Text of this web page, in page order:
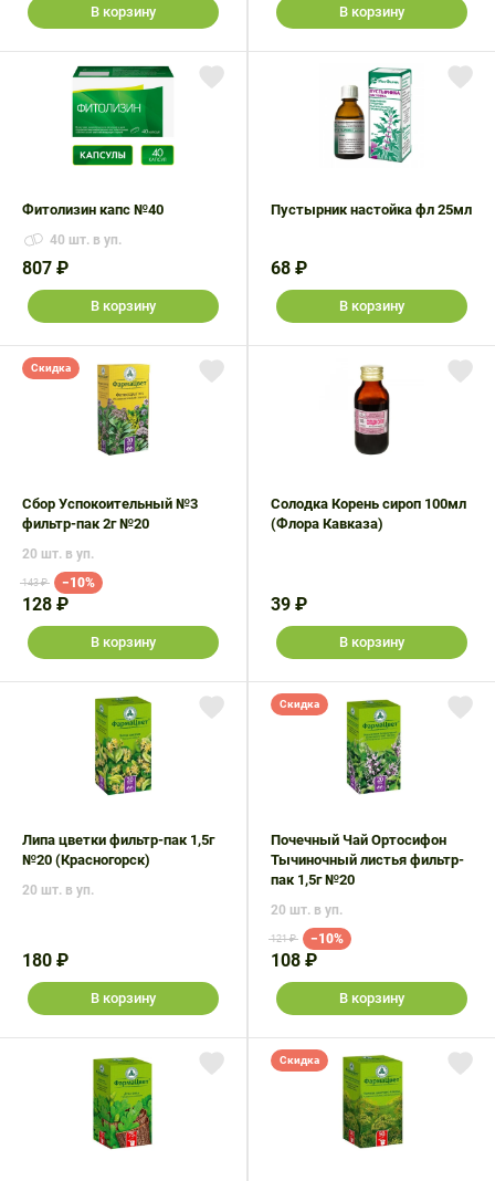
В корзину В корзину
Фитолизин капс №40
40 шт. в уп.
807 ₽
В корзину
Пустырник настойка фл 25мл
68 ₽
В корзину
Скидка
Сбор Успокоительный №3
фильтр-пак 2г №20
20 шт. в уп.
143 ₽ −10%
128 ₽
В корзину
Солодка Корень сироп 100мл
(Флора Кавказа)
39 ₽
В корзину
Липа цветки фильтр-пак 1,5г
№20 (Красногорск)
20 шт. в уп.
180 ₽
В корзину
Скидка
Почечный Чай Ортосифон
Тычиночный листья фильтр-
пак 1,5г №20
20 шт. в уп.
121 ₽ −10%
108 ₽
В корзину
Скидка